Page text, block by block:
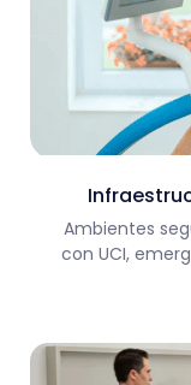
Ambientes
con UCI,